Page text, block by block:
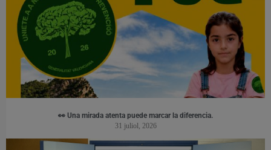
👀 Una mirada atenta puede marcar la diferencia.
31 juliol, 2026